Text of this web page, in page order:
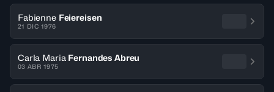
Fabienne Feiereisen
21 DIC 1976
Carla Maria Fernandes Abreu
03 ABR 1975